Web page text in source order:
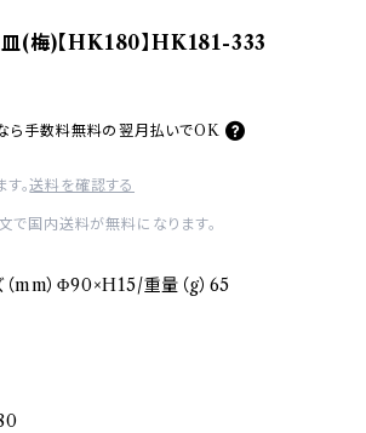
皿(梅)【HK180】HK181-333
ら 手数料無料の 翌月払いでOK
。送料を確認する
国内送料が無料になります。
mm）Φ90×H15/重量（g）65